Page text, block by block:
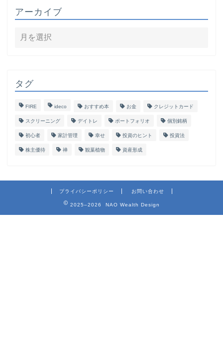
アーカイブ
タグ
FIRE ideco おすすめ本 お金 クレジットカード
スクリーニング デイトレ ポートフォリオ 個別銘柄
初心者 家計管理 幸せ 投資のヒント 投資法
株主優待 禅 観葉植物 資産形成
プライバシーポリシー お問い合わせ
2025–2026 NAO Wealth Design